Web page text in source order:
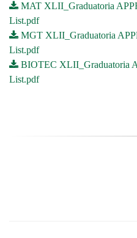
MAT XLII_Graduatoria
List.pdf
MGT XLII_Graduatoria
List.pdf
BIOTEC XLII_Graduatoria
List.pdf